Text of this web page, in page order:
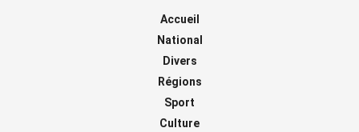
Accueil
National
Divers
Régions
Sport
Culture